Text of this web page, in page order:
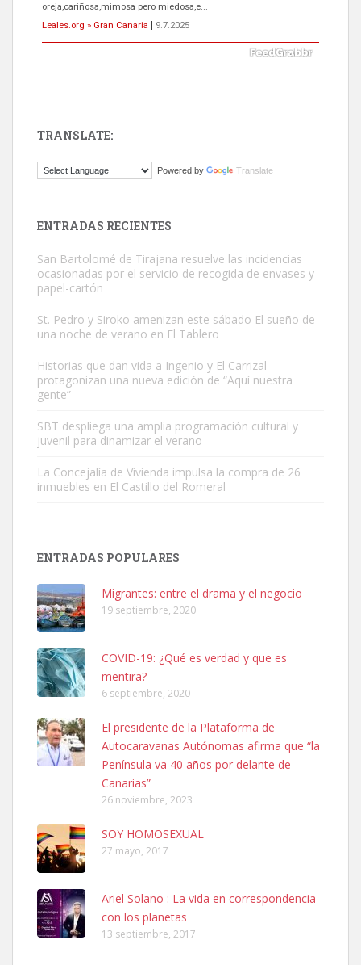
oreja,cariñosa,mimosa pero miedosa,e...
Leales.org » Gran Canaria
9.7.2025
El ayuntamiento se va a llevar a Los Gatos callejeros de la zona los
Este gato macho ha aparecido en la calle hace menos de un mes,
es muy manso y extremadamente cari...
Leales.org » Gran Canaria
Leales.org » Gran Canaria
SHIBA PERDIDO AVDA JOSE MESA Y LOPEZ
PERRO MACHO RAZA SHIBA CON MICROCHIP PERDIDO HOY
06/07/2025 ZONA MESA Y LOPEZ. ES MUY ASUSTADIZO
Leales.org » Gran Canaria
6.7.2025
Ninfa perdida
El día 5 se los perdió una ninfa papillera, asustada tiene miedo a la
calle, se perdió por la zon...
TRANSLATE:
Powered by Translate
ENTRADAS RECIENTES
San Bartolomé de Tirajana resuelve las incidencias
ocasionadas por el servicio de recogida de envases y
papel-cartón
St. Pedro y Siroko amenizan este sábado El sueño de
una noche de verano en El Tablero
Historias que dan vida a Ingenio y El Carrizal
protagonizan una nueva edición de “Aquí nuestra
gente”
SBT despliega una amplia programación cultural y
juvenil para dinamizar el verano
La Concejalía de Vivienda impulsa la compra de 26
inmuebles en El Castillo del Romeral
ENTRADAS POPULARES
Migrantes: entre el drama y el negocio
19 septiembre, 2020
COVID-19: ¿Qué es verdad y que es
mentira?
6 septiembre, 2020
El presidente de la Plataforma de
Autocaravanas Autónomas afirma que “la
Península va 40 años por delante de
Canarias”
26 noviembre, 2023
SOY HOMOSEXUAL
27 mayo, 2017
Ariel Solano : La vida en correspondencia
con los planetas
13 septiembre, 2017